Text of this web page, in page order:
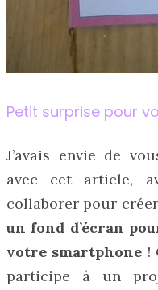
Petit surprise pour
J’avais envie de
avec cet article,
collaborer pour
un fond d’écran
votre smartphone !
participe à un